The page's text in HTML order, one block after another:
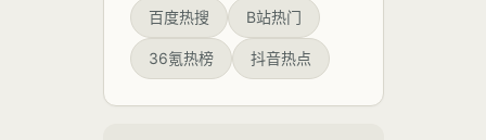
早在2022年
党的二十大
报告中便已
明确“中国式
百度热搜 B站热门
36氪热榜 抖音热点